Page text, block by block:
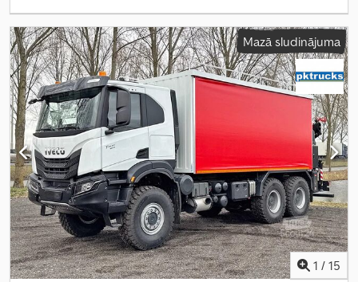
Mazā sludinājuma
1 / 15